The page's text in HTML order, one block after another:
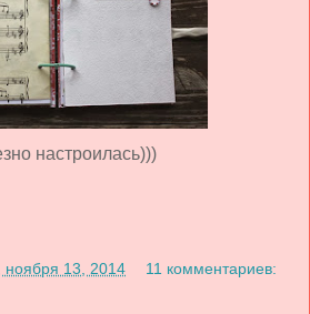
настроилась)))
ноября 13, 2014 11 комментариев: